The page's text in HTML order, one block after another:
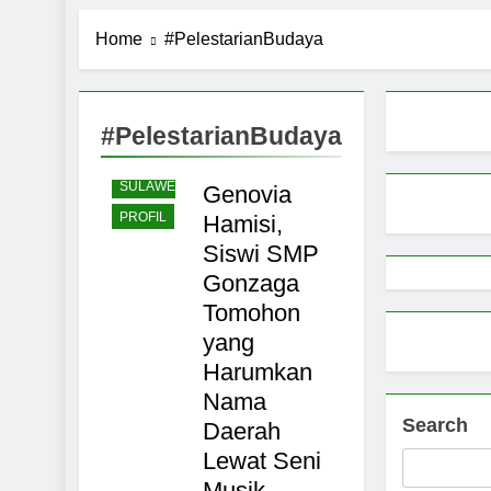
Pemprov
9 Months Ago
Home #PelestarianBudaya
#PelestarianBudaya
TOMOHON
BUDAYA
SULAWESI
PROFIL
Genovia
Hamisi,
Siswi SMP
Gonzaga
Tomohon
yang
Harumkan
Nama
Daerah
Lewat Seni
Search